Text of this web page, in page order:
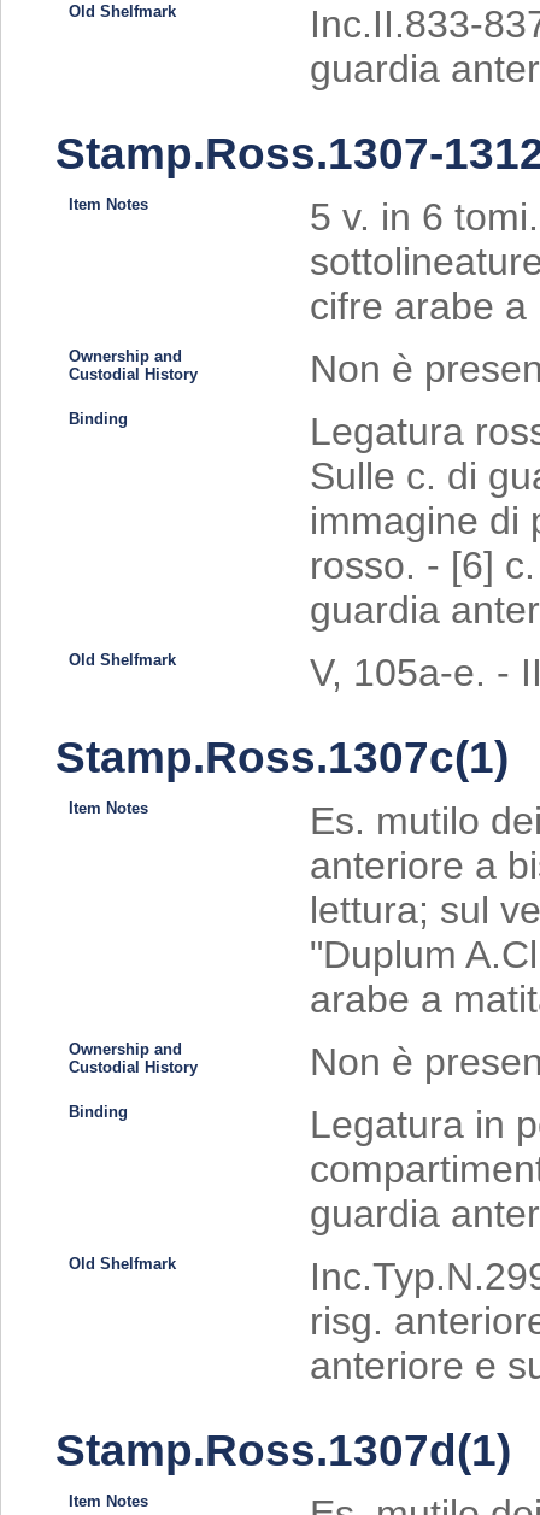
Old Shelfmark
Inc.II.833-
guardia
Stamp.Ross.1307-
Item Notes
5 v. in 6
cifre arabe
Ownership and
Custodial History
Non è
Binding
Legatura
Sulle c. di
immagine di
rosso. - [6]
guardia
Old Shelfmark V, 105a-e. -
Stamp.Ross.1307c(1)
Item Notes
Es. mutilo
anteriore a
lettura; sul
"Duplum
arabe a
Ownership and
Custodial History
Non è
Binding
Legatura in
guardia
Old Shelfmark
risg.
anteriore e
Stamp.Ross.1307d(1)
Item Notes